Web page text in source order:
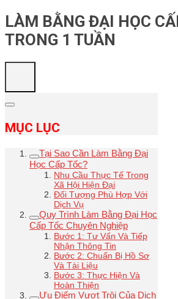
LÀM BẰNG ĐẠI HỌC
TRONG 1 TUẦN
MỤC LỤC
Tại Sao Cần Làm Bằng Đại
Học Cấp Tốc?
Nhu Cầu Thực Tế Trong
Xã Hội Hiện Đại
Đối Tượng Phù Hợp Với
Dịch Vụ
Quy Trình Làm Bằng Đại Học
Cấp Tốc Chuyên Nghiệp
Bước 1: Tư Vấn Và Tiếp
Nhận Thông Tin
Bước 2: Chuẩn Bị Hồ Sơ
Và Tài Liệu
Bước 3: Thực Hiện Và
Hoàn Thiện
Ưu Điểm Vượt Trội Của Dịch